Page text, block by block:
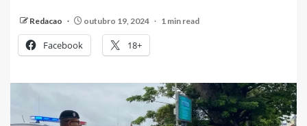
Redacao outubro 19, 2024 1 min read
Facebook 18+